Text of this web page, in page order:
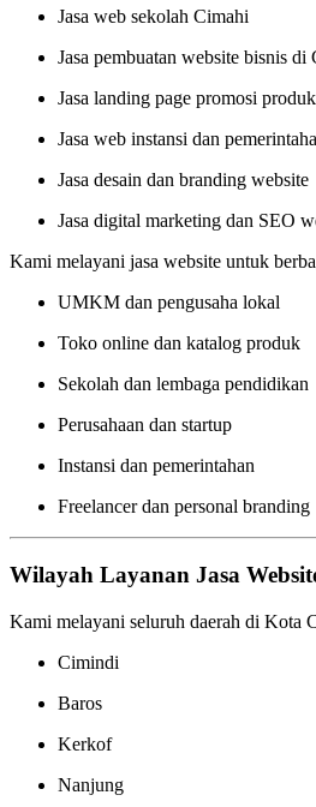
Jasa web sekolah Cimahi
Jasa pembuatan website bisnis di
Jasa landing page promosi
Jasa web instansi dan
Jasa desain dan branding website
Jasa digital marketing dan SEO
Kami melayani jasa website untuk
UMKM dan pengusaha lokal
Toko online dan katalog produk
Sekolah dan lembaga pendidikan
Perusahaan dan startup
Instansi dan pemerintahan
Freelancer dan personal branding
Wilayah Layanan Jasa
Kami melayani seluruh daerah di Kota
Cimindi
Baros
Kerkof
Nanjung